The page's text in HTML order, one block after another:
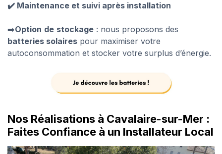
✔️ Maintenance et suivi après installation
➡️Option de stockage : nous proposons des
batteries solaires pour maximiser votre
autoconsommation et stocker votre surplus d’énergie.
Nos Réalisations à Cavalaire-sur-Mer :
Faites Confiance à un Installateur Local